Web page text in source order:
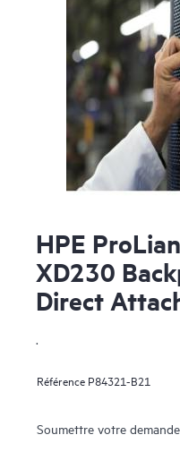
HPE
XD230
Direct
Référence P84321-B21
Soumettre votre